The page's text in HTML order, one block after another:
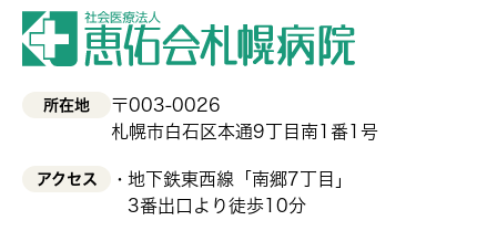
所在地
〒003-0026
札幌市白石区本通9丁目南1番1号
アクセス
地下鉄東西線「南郷7丁目」
3番出口より徒歩10分